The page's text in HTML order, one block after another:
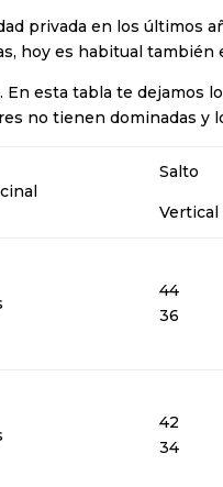
privada en los últimos
hoy es habitual
esta tabla te dejamos
no tienen dominadas
Salto
Vertical
44
36
42
34